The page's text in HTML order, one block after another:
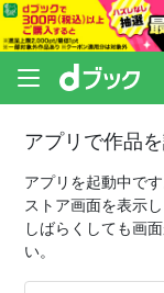
アプリで作品
アプリを起動中で
ストア画面を表示し
しばらくしても画
い。